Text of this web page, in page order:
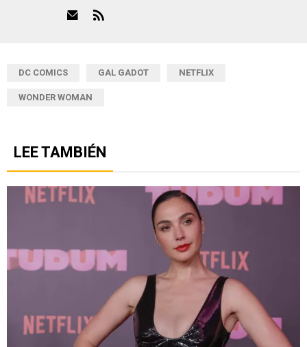
DC COMICS GAL GADOT NETFLIX
WONDER WOMAN
LEE TAMBIÉN